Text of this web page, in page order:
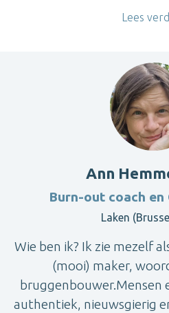
Lees
Ann
Burn-out coach
Laken
Wie ben ik? Ik zie mezelf
(mooi) maker,
bruggenbouwer.Mensen
authentiek, nieuwsgierig